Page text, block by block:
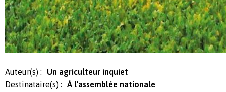
Auteur(s) :
Un agriculteur inquiet
Destinataire(s) :
À l'assemblée nationale